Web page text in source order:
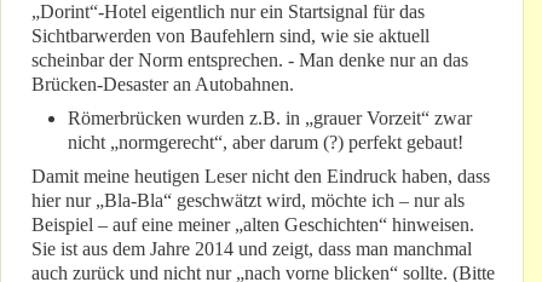
„Dorint“-Hotel eigentlich nur ein Startsignal für das
Sichtbarwerden von Baufehlern sind, wie sie aktuell
scheinbar der Norm entsprechen. - Man denke nur an das
Brücken-Desaster an Autobahnen.
Römerbrücken wurden z.B. in „grauer Vorzeit“ zwar
nicht „normgerecht“, aber darum (?) perfekt gebaut!
Damit meine heutigen Leser nicht den Eindruck haben, dass
hier nur „Bla-Bla“ geschwätzt wird, möchte ich – nur als
Beispiel – auf eine meiner „alten Geschichten“ hinweisen.
Sie ist aus dem Jahre 2014 und zeigt, dass man manchmal
auch zurück und nicht nur „nach vorne blicken“ sollte. (Bitte